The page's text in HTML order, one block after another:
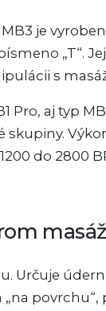
MB3 je
„T“.
s
Pro, aj typ
skupiny.
do 2800
Určuje